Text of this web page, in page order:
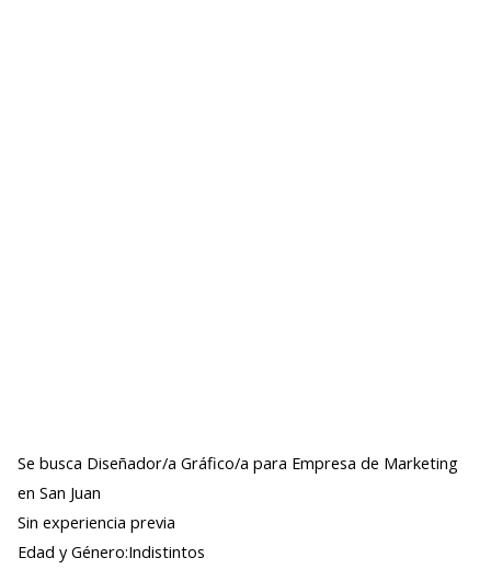
Se busca Diseñador/a Gráfico/a para Empresa de Marketing
en San Juan
Sin experiencia previa
Edad y Género:Indistintos